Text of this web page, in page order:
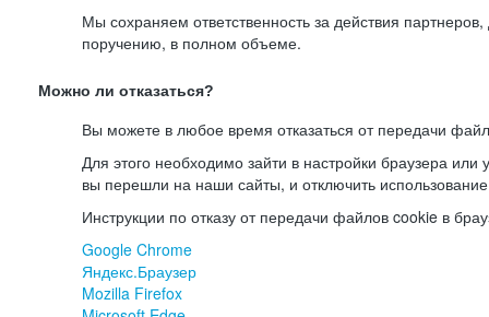
Мы сохраняем ответственность за действия
поручению, в полном объеме.
Можно ли отказаться?
Вы можете в любое время отказаться от передачи
Для этого необходимо зайти в настройки браузера или
вы перешли на наши сайты, и отключить
Инструкции по отказу от передачи файлов cookie в
Google Chrome
Яндекс.Браузер
Mozilla Firefox